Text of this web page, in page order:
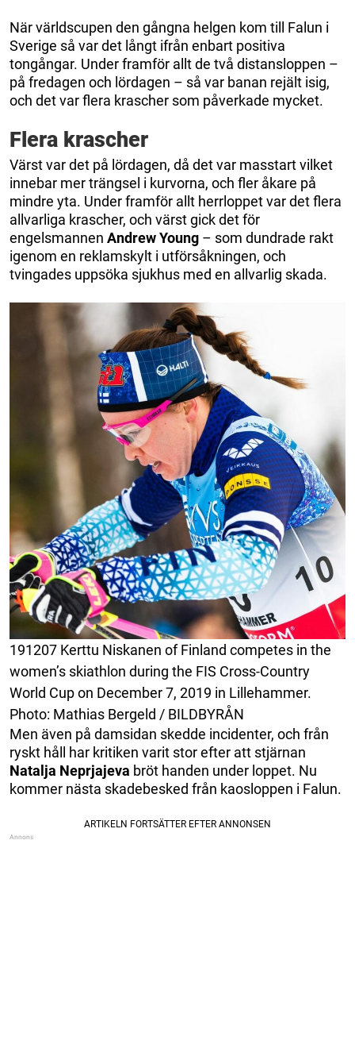
När världscupen den gångna helgen kom till Falun i
Sverige så var det långt ifrån enbart positiva
tongångar. Under framför allt de två distansloppen –
på fredagen och lördagen – så var banan rejält isig,
och det var flera krascher som påverkade mycket.
Flera krascher
Värst var det på lördagen, då det var masstart vilket
innebar mer trängsel i kurvorna, och fler åkare på
mindre yta. Under framför allt herrloppet var det flera
allvarliga krascher, och värst gick det för
engelsmannen AndrewYoung – som dundrade rakt
igenom en reklamskylt i utförsåkningen, och
tvingades uppsöka sjukhus med en allvarlig skada.
191207 Kerttu Niskanen of Finland competes in the
women’s skiathlon during the FIS Cross-Country
World Cup on December 7, 2019 in Lillehammer.
Photo: Mathias Bergeld / BILDBYRÅN
Men även på damsidan skedde incidenter, och från
ryskt håll har kritiken varit stor efter att stjärnan
Natalja Neprjajeva bröt handen under loppet. Nu
kommer nästa skadebesked från kaosloppen i Falun.